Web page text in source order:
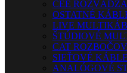
CEE
OSTATNÉ
LIVE
ŠTÚDIOVÉ
CAT
SIEŤOVÉ KÁBLE
ANALÓGOVÉ